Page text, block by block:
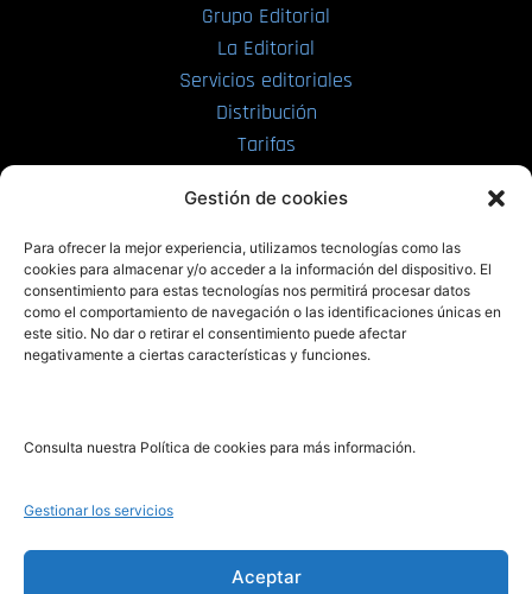
Gestión de cookies
Para ofrecer la mejor experiencia, utilizamos tecnologías como las
cookies para almacenar y/o acceder a la información del dispositivo. El
consentimiento para estas tecnologías nos permitirá procesar datos
como el comportamiento de navegación o las identificaciones únicas en
este sitio. No dar o retirar el consentimiento puede afectar
negativamente a ciertas características y funciones.
Consulta nuestra Política de cookies para más información.
Gestionar los servicios
Aceptar
Grupo Editorial
La Editorial
Servicios editoriales
Distribución
Tarifas
PRL | Films
PRL | Play
PRL | LAB
Noticias
Legal